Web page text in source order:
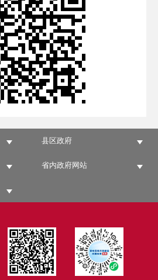
县区政府
省内政府网站